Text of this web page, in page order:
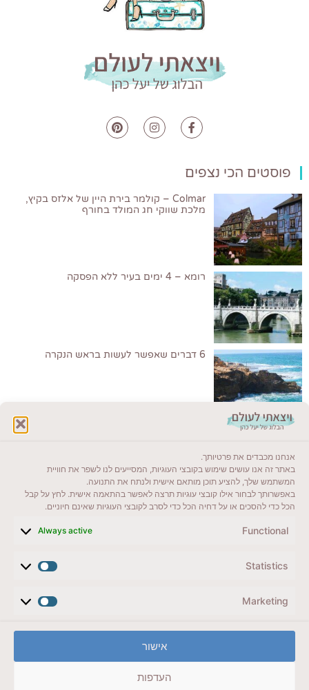
אנחנו מכבדים את פרטיותך.
באתר זה אנו עושים שימוש בקובצי העוגיות, המסייעים לנו לשפר את חוויית
המשתמש שלך, להציע תוכן מותאם אישית ולנתח את התנועה.
באפשרותך לבחור אילו קובצי עוגיות תרצה לאפשר בהתאמה אישית. לחץ על קבל
הכל כדי להסכים או על דחיה הכל כדי לסרב לקובצי העוגיות שאינם חיוניים.
Functional
Always active
Statistics
Marketing
אישור
העדפות
פוסטים הכי נצפים
Colmar – קולמר בירת היין של אלזס בקיץ,
מלכת שווקי חג המולד בחורף
רומא – 4 ימים בעיר ללא הפסקה
6 דברים שאפשר לעשות בראש הנקרה
ייעדים מומלצים
מדריכים ועזרים
לשליחת הודעת וואטסאפ
veyatsati.laolam@gmail.com
מדיניות פרטיות // תנאי שימוש באתר